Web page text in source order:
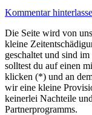
Kommentar
Die Seite wird von
kleine
geschaltet und sind
solltest du auf einen
klicken (*) und an
wir eine kleine
keinerlei Nachteile
Partnerprogramms.